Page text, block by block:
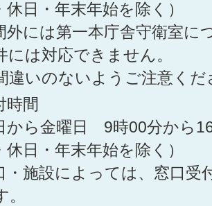
休日・年末年始を除く）
外には第一本庁舎守衛室に
には対応できません。
違いのないようご注意くだ
時間
から金曜日 9時00分から
休日・年末年始を除く）
・施設によっては、窓口受